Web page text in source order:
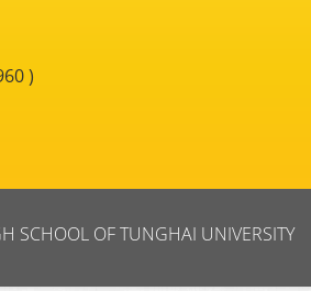
)
SCHOOL OF TUNGHAI UNIVERSITY